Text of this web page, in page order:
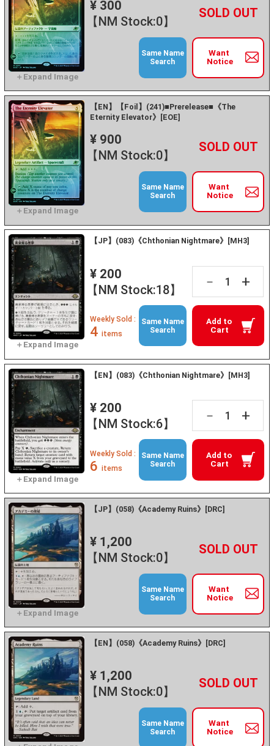
¥ 300
【NM Stock:0】
－ +
Want
Notice
Same Name
Search
【EN】【Foil】(241)■Prerelease■《The
Eternity Elevator》[EOE]
¥ 900
【NM Stock:0】
－ +
Want
Notice
Same Name
Search
【JP】(083)《Chthonian Nightmare》[MH3]
¥ 200
【NM Stock:18】
－ +
Add to
Cart
Weekly Sold :
4 items
Same Name
Search
【EN】(083)《Chthonian Nightmare》[MH3]
¥ 200
【NM Stock:6】
－ +
Add to
Cart
Weekly Sold :
6 items
Same Name
Search
【JP】(058)《Academy Ruins》[DRC]
¥ 1,200
【NM Stock:0】
－ +
Want
Notice
Same Name
Search
【EN】(058)《Academy Ruins》[DRC]
¥ 1,200
【NM Stock:0】
－ +
Want
Notice
Same Name
Search